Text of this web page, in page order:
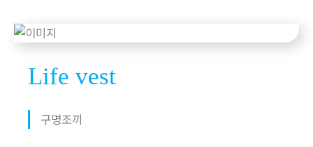
Life vest
구명조끼